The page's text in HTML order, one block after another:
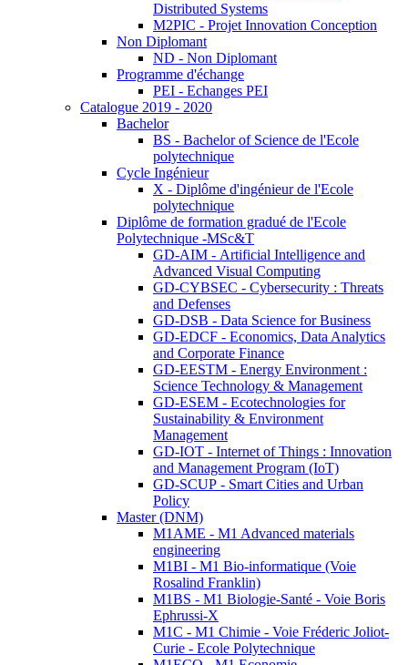
Distributed Systems
M2PIC - Projet Innovation Conception
Non Diplomant
ND - Non Diplomant
Programme d'échange
PEI - Echanges PEI
Catalogue 2019 - 2020
Bachelor
BS - Bachelor of Science de l'Ecole
polytechnique
Cycle Ingénieur
X - Diplôme d'ingénieur de l'Ecole
polytechnique
Diplôme de formation gradué de l'Ecole
Polytechnique -MSc&T
GD-AIM - Artificial Intelligence and
Advanced Visual Computing
GD-CYBSEC - Cybersecurity : Threats
and Defenses
GD-DSB - Data Science for Business
GD-EDCF - Economics, Data Analytics
and Corporate Finance
GD-EESTM - Energy Environment :
Science Technology & Management
GD-ESEM - Ecotechnologies for
Sustainability & Environment
Management
GD-IOT - Internet of Things : Innovation
and Management Program (IoT)
GD-SCUP - Smart Cities and Urban
Policy
Master (DNM)
M1AME - M1 Advanced materials
engineering
M1BI - M1 Bio-informatique (Voie
Rosalind Franklin)
M1BS - M1 Biologie-Santé - Voie Boris
Ephrussi-X
M1C - M1 Chimie - Voie Fréderic Joliot-
Curie - Ecole Polytechnique